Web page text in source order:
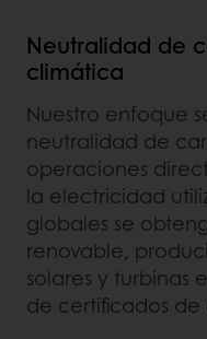
Neutralidad de
climática
Nuestro enfoque
neutralidad de
operaciones
la electricidad
globales se
renovable,
solares y turbinas
de certificados